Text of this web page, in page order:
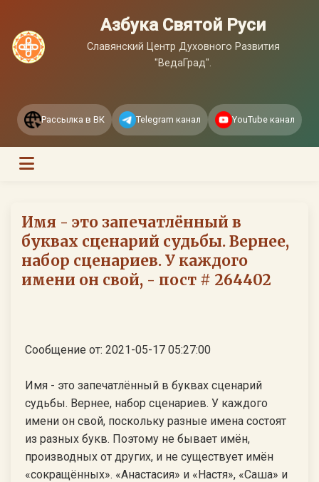
Азбука Святой Руси
Славянский Центр Духовного Развития
"ВедаГрад".
Рассылка в ВК Telegram канал YouTube канал
Имя - это запечатлённый в
буквах сценарий судьбы. Вернее,
набор сценариев. У каждого
имени он свой, - пост # 264402
Сообщение от: 2021-05-17 05:27:00
Имя - это запечатлённый в буквах сценарий
судьбы. Вернее, набор сценариев. У каждого
имени он свой, поскольку разные имена состоят
из разных букв. Поэтому не бывает имён,
производных от других, и не существует имён
«сокращённых». «Анастасия» и «Настя», «Саша» и